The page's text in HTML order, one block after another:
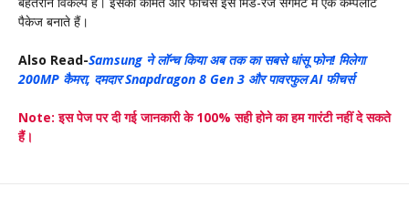
पैकेज बनाते हैं।
Also Read-Samsung ने लॉन्च किया अब तक का सबसे धांसू फोन! मिलेगा
200MP कैमरा, दमदार Snapdragon 8 Gen 3 और पावरफुल AI फीचर्स
Note: इस पेज पर दी गई जानकारी के 100% सही होने का हम गारंटी नहीं दे सकते
हैं।